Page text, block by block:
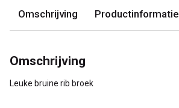
Omschrijving Productinformatie
Omschrijving
Leuke bruine rib broek